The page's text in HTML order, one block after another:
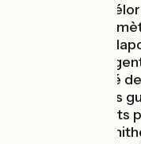
D'Abbeville, la
déroule ses
construit sous
vallée y
mais agrémenté
l’immédiat après
4 ponts tournants
et la réserve